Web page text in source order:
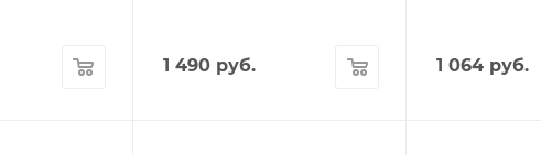
1 490руб. 1 064 руб.